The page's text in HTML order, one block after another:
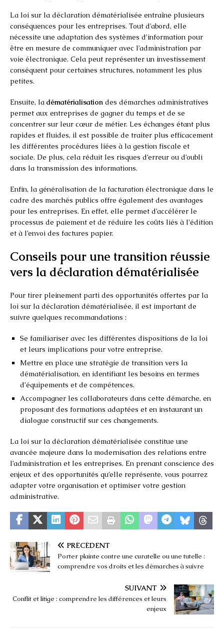
La loi sur la déclaration dématérialisée entraîne plusieurs
conséquences pour les entreprises. Tout d’abord, elle
nécessite une adaptation des systèmes d’information pour
être en mesure de communiquer avec l’administration par
voie électronique. Cela peut représenter un investissement
conséquent pour certaines structures, notamment les plus
petites.
Ensuite, la dématérialisation des démarches administratives
permet aux entreprises de gagner du temps et de se
concentrer sur leur cœur de métier. Les échanges étant plus
rapides et fluides, il est possible de traiter plus efficacement
les différentes procédures liées à la gestion fiscale et
sociale. De plus, cela réduit les risques d’erreur ou d’oubli
dans la transmission des informations.
Enfin, la généralisation de la facturation électronique dans le
cadre des marchés publics offre également des avantages
pour les entreprises. En effet, elle permet d’accélérer le
processus de paiement et de réduire les coûts liés à l’édition
et à l’envoi des factures papier.
Conseils pour une transition réussie
vers la déclaration dématérialisée
Pour tirer pleinement parti des opportunités offertes par la
loi sur la déclaration dématérialisée, il est important de
suivre quelques recommandations :
Se familiariser avec les différentes dispositions de la loi
et leurs implications pour votre entreprise.
Mettre en place une stratégie de transition vers la
dématérialisation, en identifiant les besoins en termes
d’équipements et de compétences.
Accompagner les collaborateurs dans cette démarche, en
proposant des formations adaptées et en instaurant un
dialogue constructif sur ces changements.
La loi sur la déclaration dématérialisée constitue une
avancée majeure dans la modernisation des relations entre
l’administration et les entreprises. En prenant conscience des
enjeux et des opportunités qu’elle représente, vous pourrez
adapter votre organisation et optimiser votre gestion
administrative.
PRÉCÉDENT
Porter plainte contre une curatelle ou une tutelle :
comprendre vos droits et les démarches à suivre
SUIVANT
Conflit et litige : comprendre les différences et leurs
enjeux